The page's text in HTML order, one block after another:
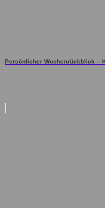
Persönlicher Wochenrückblick –